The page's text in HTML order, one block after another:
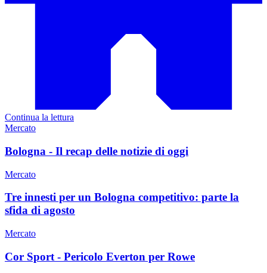
Continua la lettura
Mercato
Bologna - Il recap delle notizie di oggi
Mercato
Tre innesti per un Bologna competitivo: parte la
sfida di agosto
Mercato
Cor Sport - Pericolo Everton per Rowe